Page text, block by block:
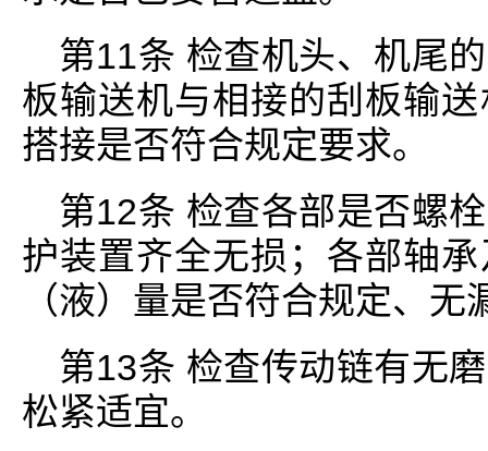
第11条 检查机头、机尾
板输送机与相接的刮板输
搭接是否符合规定要求。
第12条 检查各部是否螺
护装置齐全无损；各部轴
（液）量是否符合规定、无
第13条 检查传动链有无
松紧适宜。